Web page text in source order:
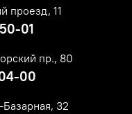
проезд, 11
01
пр., 80
00
32